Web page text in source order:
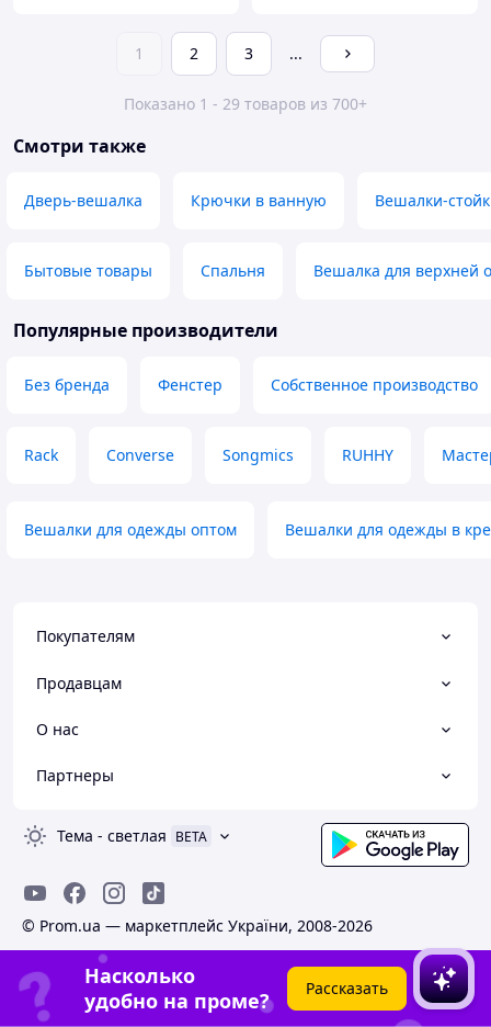
1 2 3 ...
Показано 1 - 29 товаров из 700+
Смотри также
Дверь-вешалка Крючки в ванную Вешалки-
Бытовые товары Спальня Вешалка для верхней
Популярные производители
Без бренда Фенстер Собственное производство
Rack Converse Songmics RUHHY
Вешалки для одежды оптом Вешалки для одежды в
Покупателям
Продавцам
О нас
Партнеры
Тема - светлая BETA
© Prom.ua — маркетплейс України, 2008-2026
Насколько
удобно на проме?
Рассказать